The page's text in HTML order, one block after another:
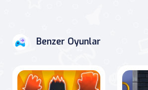
Benzer Oyunlar